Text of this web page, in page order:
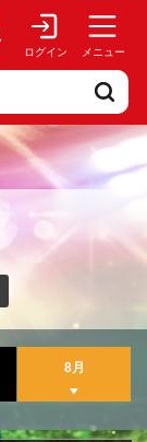
ログイン メニュー
8月